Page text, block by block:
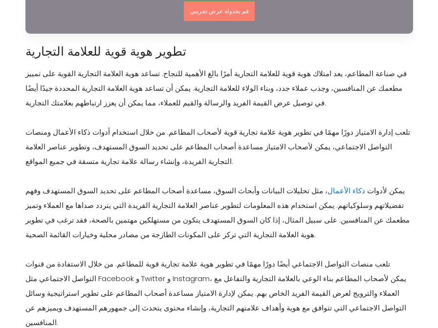
قم بجدولة عرض تجريبي
تطوير هوية قوية للعلامة التجارية
في صناعة المطاعم، يعد امتلاك هوية قوية للعلامة التجارية أمرًا بالغ الأهمية للنجاح. تساعد هوية العلامة التجارية القوية على تمييز
مطعمك عن المنافسين، وجذب عملاء جدد، وبناء الولاء للعلامة التجارية. يمكن أن تساعد هوية العلامة التجارية المحددة جيدًا أيضًا
في توصيل عرض القيمة الفريد والرسالة والقيم للعملاء، مما يمكن أن يعزز ارتباطهم بعلامتك التجارية.
تلعب إدارة الامتياز دورًا مهمًا في تطوير هوية علامة تجارية قوية لأصحاب المطاعم. من خلال استخدام أدوات ذكاء الأعمال ومنصات
التواصل الاجتماعي، يمكن لأصحاب الامتياز مساعدة أصحاب المطاعم على تحديد السوق المستهدف، وتطوير عناصر العلامة
التجارية الفريدة، وإنشاء رسالة علامة تجارية متسقة في جميع المواقع.
يمكن لأدوات ذكاء الأعمال، مثل تحليلات البيانات وأبحاث السوق، مساعدة أصحاب المطاعم على تحديد السوق المستهدف وفهم
تفضيلاتهم وسلوكياتهم. يمكن استخدام هذه المعلومات لتطوير عناصر العلامة التجارية الفريدة التي يتردد صداها مع العملاء وتميز
مطعمك عن المنافسين. على سبيل المثال، إذا كان السوق المستهدف يتكون من مستهلكين مهتمين بالصحة، فقد ترغب في تطوير
هوية العلامة التجارية التي تركز على المكونات الطازجة من مصادر محلية وخيارات القائمة الصحية.
تلعب منصات التواصل الاجتماعي أيضًا دورًا مهمًا في تطوير هوية علامة تجارية قوية للمطاعم. من خلال الاستفادة من قنوات
التواصل الاجتماعي مثل Facebook و Twitter و Instagram، يمكن لأصحاب المطاعم بناء الوعي بالعلامة التجارية والتفاعل مع
العملاء والترويج لعرض القيمة الفريد الخاص بهم. يمكن لإدارة الامتياز مساعدة أصحاب المطاعم على تطوير استراتيجية وسائل
التواصل الاجتماعي التي تتوافق مع هوية وأهداف علامتهم التجارية، وإنشاء محتوى يتحدث إلى جمهورهم المستهدف ويميزهم عن
المنافسين.